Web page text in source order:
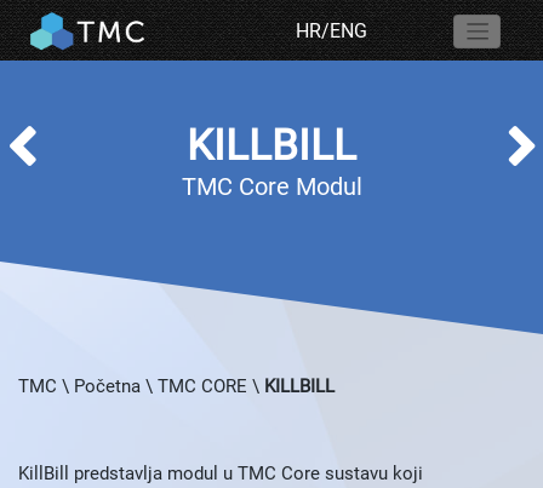
HR/ENG
KILLBILL
TMC Core Modul
TMC \ Početna \ TMC CORE \ KILLBILL
KillBill predstavlja modul u TMC Core sustavu koji